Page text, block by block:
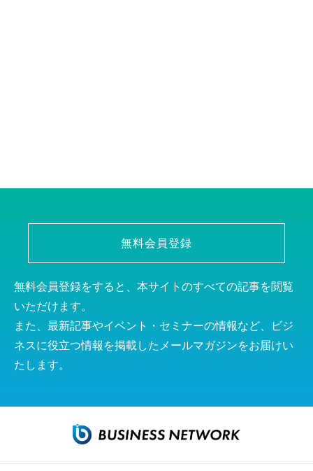
無料会員登録
無料会員登録をすると、本サイトのすべての記事を閲覧
いただけます。
また、最新記事やイベント・セミナーの情報など、ビジ
ネスに役立つ情報を掲載したメールマガジンをお届けい
たします。